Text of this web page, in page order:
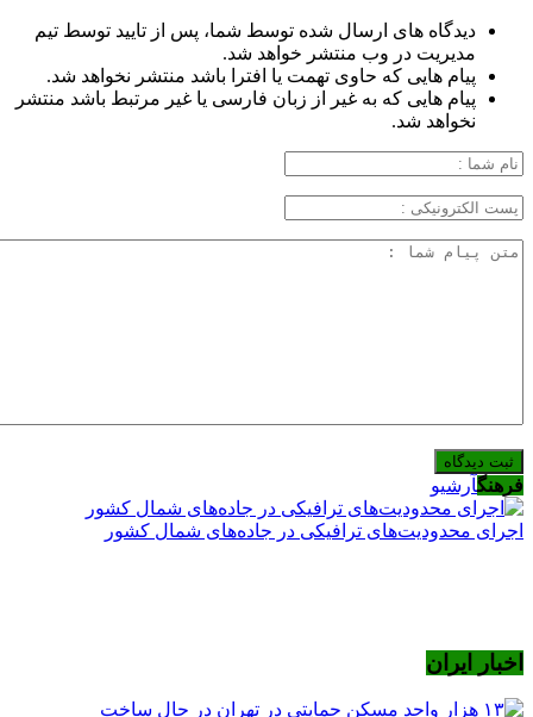
دیدگاه های ارسال شده توسط شما، پس از تایید توسط تیم
مدیریت در وب منتشر خواهد شد.
پیام هایی که حاوی تهمت یا افترا باشد منتشر نخواهد شد.
پیام هایی که به غیر از زبان فارسی یا غیر مرتبط باشد منتشر
نخواهد شد.
فرهنگآرشیو
اجرای محدودیت‌های ترافیکی در جاده‌های شمال کشور
اخبار ایران